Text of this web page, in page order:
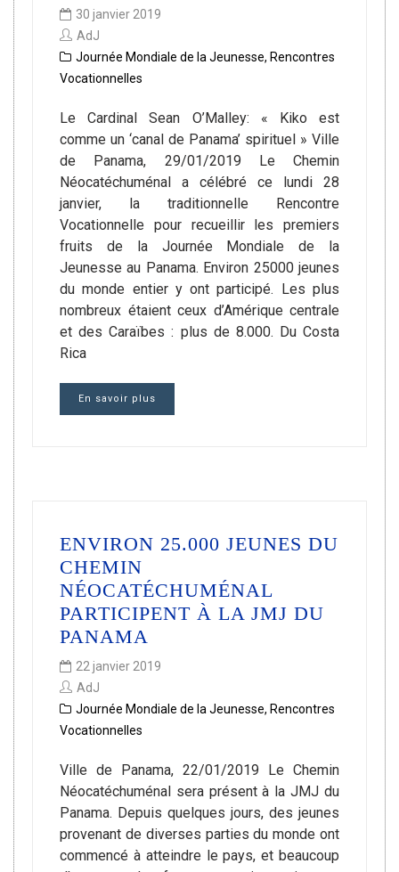
30 janvier 2019
AdJ
Journée Mondiale de la Jeunesse, Rencontres
Vocationnelles
Le Cardinal Sean O’Malley: « Kiko est
comme un ‘canal de Panama’ spirituel » Ville
de Panama, 29/01/2019 Le Chemin
Néocatéchuménal a célébré ce lundi 28
janvier, la traditionnelle Rencontre
Vocationnelle pour recueillir les premiers
fruits de la Journée Mondiale de la
Jeunesse au Panama. Environ 25000 jeunes
du monde entier y ont participé. Les plus
nombreux étaient ceux d’Amérique centrale
et des Caraïbes : plus de 8.000. Du Costa
Rica
En savoir plus
ENVIRON 25.000 JEUNES DU
CHEMIN
NÉOCATÉCHUMÉNAL
PARTICIPENT À LA JMJ DU
PANAMA
22 janvier 2019
AdJ
Journée Mondiale de la Jeunesse, Rencontres
Vocationnelles
Ville de Panama, 22/01/2019 Le Chemin
Néocatéchuménal sera présent à la JMJ du
Panama. Depuis quelques jours, des jeunes
provenant de diverses parties du monde ont
commencé à atteindre le pays, et beaucoup